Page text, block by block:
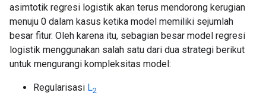
asimtotik regresi logistik akan terus mendorong kerugian
menuju 0 dalam kasus ketika model memiliki sejumlah
besar fitur. Oleh karena itu, sebagian besar model regresi
logistik menggunakan salah satu dari dua strategi berikut
untuk mengurangi kompleksitas model:
Regularisasi L2